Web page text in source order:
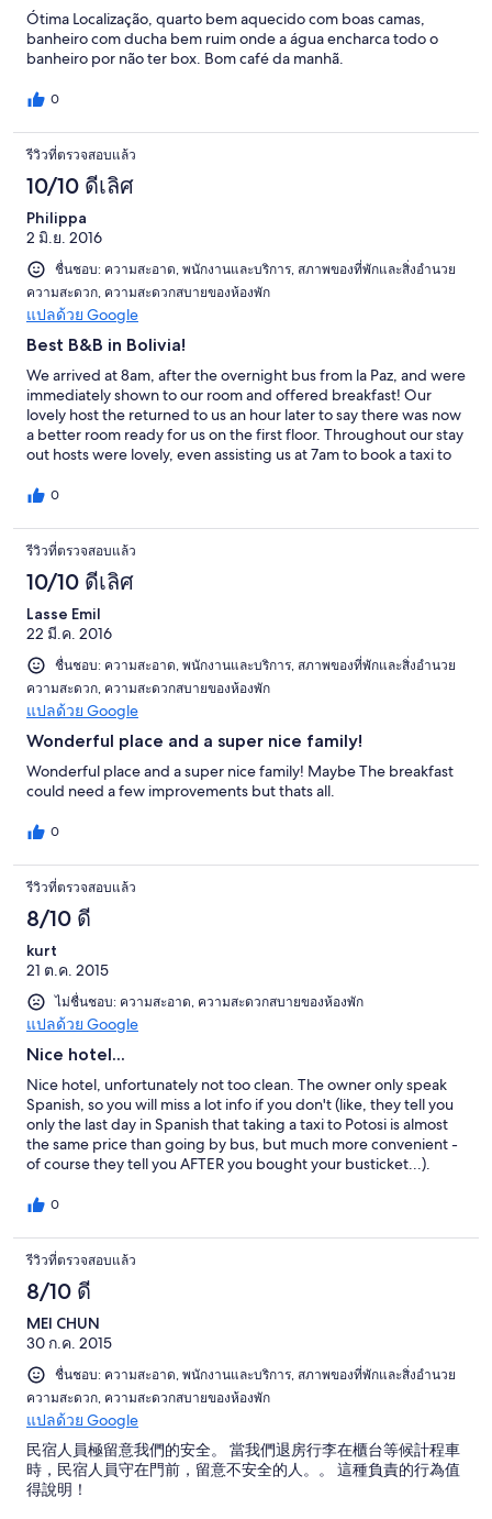
Ótima Localização, quarto bem aquecido com boas camas,
banheiro com ducha bem ruim onde a água encharca todo o
banheiro por não ter box. Bom café da manhã.
0
รีวิวที่ตรวจสอบแล้ว
10/10 ดีเลิศ
Philippa
2 มิ.ย. 2016
ชื่นชอบ: ความสะอาด, พนักงานและบริการ, สภาพของที่พักและสิ่งอำนวย
ความสะดวก, ความสะดวกสบายของห้องพัก
แปลด้วย Google
Best B&B in Bolivia!
We arrived at 8am, after the overnight bus from la Paz, and were
immediately shown to our room and offered breakfast! Our
lovely host the returned to us an hour later to say there was now
a better room ready for us on the first floor. Throughout our stay
out hosts were lovely, even assisting us at 7am to book a taxi to
stayed in!
0
รีวิวที่ตรวจสอบแล้ว
10/10 ดีเลิศ
Lasse Emil
22 มี.ค. 2016
ชื่นชอบ: ความสะอาด, พนักงานและบริการ, สภาพของที่พักและสิ่งอำนวย
ความสะดวก, ความสะดวกสบายของห้องพัก
แปลด้วย Google
Wonderful place and a super nice family!
Wonderful place and a super nice family! Maybe The breakfast
could need a few improvements but thats all.
0
รีวิวที่ตรวจสอบแล้ว
8/10 ดี
kurt
21 ต.ค. 2015
ไม่ชื่นชอบ: ความสะอาด, ความสะดวกสบายของห้องพัก
แปลด้วย Google
Nice hotel...
Nice hotel, unfortunately not too clean. The owner only speak
Spanish, so you will miss a lot info if you don't (like, they tell you
only the last day in Spanish that taking a taxi to Potosi is almost
the same price than going by bus, but much more convenient -
of course they tell you AFTER you bought your busticket...).
0
รีวิวที่ตรวจสอบแล้ว
8/10 ดี
MEI CHUN
30 ก.ค. 2015
ชื่นชอบ: ความสะอาด, พนักงานและบริการ, สภาพของที่พักและสิ่งอำนวย
ความสะดวก, ความสะดวกสบายของห้องพัก
แปลด้วย Google
民宿人員極留意我們的安全。 當我們退房行李在櫃台等候計程車
時，民宿人員守在門前，留意不安全的人。。 這種負責的行為值
得說明！